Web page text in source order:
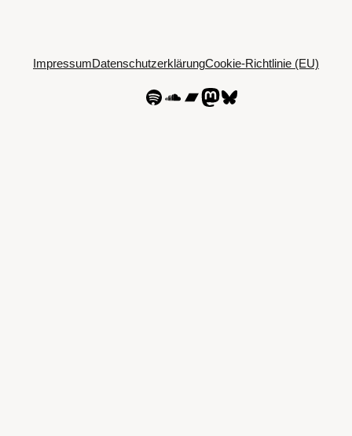
ImpressumDatenschutzerklärungCookie-Richtlinie (EU)
SpotifySoundCloud
Bandcamp
Mastodon